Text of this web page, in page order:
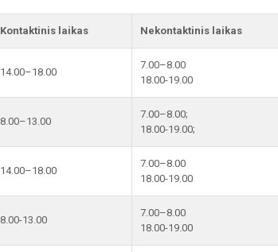
Kontaktinis laikas Nekontaktinis laikas
14.00–18.00
7.00–8.00
18.00-19.00
8.00–13.00
7.00–8.00;
18.00-19.00;
14.00–18.00
7.00–8.00
18.00-19.00
8.00-13.00
7.00–8.00
18.00-19.00